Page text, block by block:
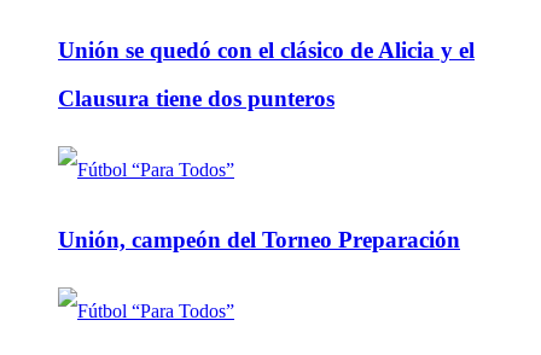
Unión se quedó con el clásico de Alicia y el
Clausura tiene dos punteros
Unión, campeón del Torneo Preparación